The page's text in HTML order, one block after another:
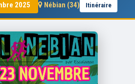
2025 Nébian (34) Itinéraire